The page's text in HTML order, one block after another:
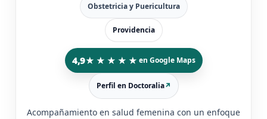
Obstetricia y Puericultura
Providencia
4,9★★★★★ en Google Maps
Perfil en Doctoralia↗
Acompañamiento en salud femenina con un enfoque